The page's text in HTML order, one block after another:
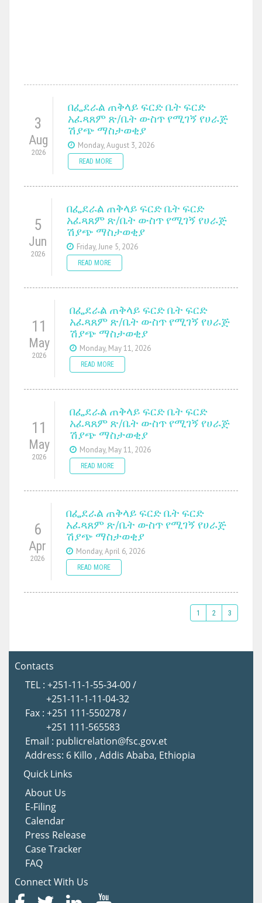
3
Aug
2026
በፌደራል ጠቅላይ ፍርድ ቤት ፍርድ
አፈጻጸም ጽ/ቤት ውስጥ የሚገኝ የሀራጅ
ሽያጭ ማስታወቂያ
Monday, August 3, 2026
READ MORE
5
Jun
2026
በፌደራል ጠቅላይ ፍርድ ቤት ፍርድ
አፈጻጸም ጽ/ቤት ውስጥ የሚገኝ የሀራጅ
ሽያጭ ማስታወቂያ
Friday, June 5, 2026
READ MORE
11
May
2026
በፌደራል ጠቅላይ ፍርድ ቤት ፍርድ
አፈጻጸም ጽ/ቤት ውስጥ የሚገኝ የሀራጅ
ሽያጭ ማስታወቂያ
Monday, May 11, 2026
READ MORE
11
May
2026
በፌደራል ጠቅላይ ፍርድ ቤት ፍርድ
አፈጻጸም ጽ/ቤት ውስጥ የሚገኝ የሀራጅ
ሽያጭ ማስታወቂያ
Monday, May 11, 2026
READ MORE
6
Apr
2026
በፌደራል ጠቅላይ ፍርድ ቤት ፍርድ
አፈጻጸም ጽ/ቤት ውስጥ የሚገኝ የሀራጅ
ሽያጭ ማስታወቂያ
Monday, April 6, 2026
READ MORE
1 2 3
Contacts
TEL : +251-11-1-55-34-00 /
+251-11-1-11-04-32
Fax : +251 111-550278 /
+251 111-565583
Email : publicrelation@fsc.gov.et
Address: 6 Killo , Addis Ababa, Ethiopia
Quick Links
About Us
E-Filing
Calendar
Press Release
Case Tracker
FAQ
Connect With Us